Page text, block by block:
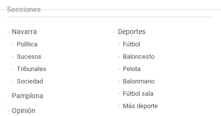
Secciones
Navarra
Política
Sucesos
Tribunales
Sociedad
Pamplona
Opinión
Deportes
Fútbol
Baloncesto
Pelota
Balonmano
Fútbol sala
Más deporte